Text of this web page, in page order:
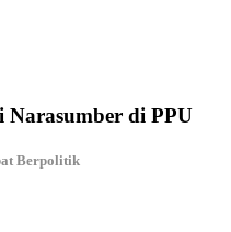
di PPU
Berpolitik